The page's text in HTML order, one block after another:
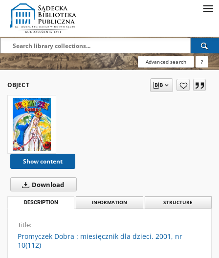
Advanced search ?
OBJECT
Show content
Download
DESCRIPTION INFORMATION STRUCTURE
Title:
Promyczek Dobra : miesięcznik dla dzieci. 2001, nr
10(112)